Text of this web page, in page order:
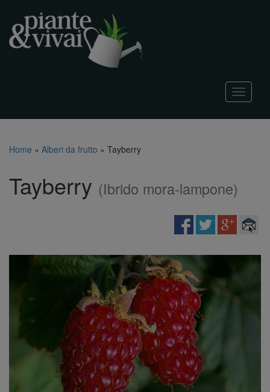
T
o
g
n
Home » Alberi da frutto » Tayberry
Tayberry (Ibrido mora-lampone)